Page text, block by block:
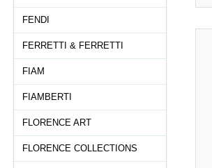
FENDI
FERRETTI & FERRETTI
FIAM
FIAMBERTI
FLORENCE ART
FLORENCE COLLECTIONS